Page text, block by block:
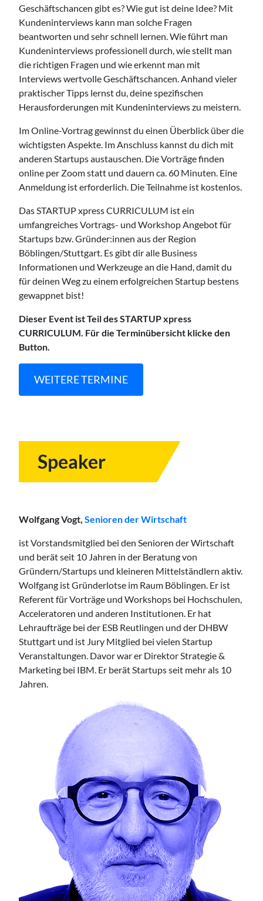
Geschäftschancen gibt es? Wie gut ist deine Idee? Mit
Kundeninterviews kann man solche Fragen
beantworten und sehr schnell lernen. Wie führt man
Kundeninterviews professionell durch, wie stellt man
die richtigen Fragen und wie erkennt man mit
Interviews wertvolle Geschäftschancen. Anhand vieler
praktischer Tipps lernst du, deine spezifischen
Herausforderungen mit Kundeninterviews zu meistern.
Im Online-Vortrag gewinnst du einen Überblick über die
wichtigsten Aspekte. Im Anschluss kannst du dich mit
anderen Startups austauschen. Die Vorträge finden
online per Zoom statt und dauern ca. 60 Minuten. Eine
Anmeldung ist erforderlich. Die Teilnahme ist kostenlos.
Das STARTUP xpress CURRICULUM ist ein
umfangreiches Vortrags- und Workshop Angebot für
Startups bzw. Gründer:innen aus der Region
Böblingen/Stuttgart. Es gibt dir alle Business
Informationen und Werkzeuge an die Hand, damit du
für deinen Weg zu einem erfolgreichen Startup bestens
gewappnet bist!
Dieser Event ist Teil des STARTUP xpress
CURRICULUM. Für die Terminübersicht klicke den
Button.
WEITERE TERMINE
Speaker
Wolfgang Vogt, Senioren der Wirtschaft
ist Vorstandsmitglied bei den Senioren der Wirtschaft
und berät seit 10 Jahren in der Beratung von
Gründern/Startups und kleineren Mittelständlern aktiv.
Wolfgang ist Gründerlotse im Raum Böblingen. Er ist
Referent für Vorträge und Workshops bei Hochschulen,
Acceleratoren und anderen Institutionen. Er hat
Lehraufträge bei der ESB Reutlingen und der DHBW
Stuttgart und ist Jury Mitglied bei vielen Startup
Veranstaltungen. Davor war er Direktor Strategie &
Marketing bei IBM. Er berät Startups seit mehr als 10
Jahren.